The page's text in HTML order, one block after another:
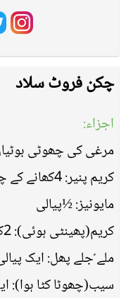
چکن فروٹ سلاد
اجزاء:
مرغی کی چھوٹی بوٹیاں
کریم پنیر: 4کھانے کے چمچے
مایونیز: ½پیالی
کریم(پھینٹی ہوئی): 2کھانے کے چمچے
ملے ُجلے پھل: ایک
سیب(چھوٹا کٹا ہوا):